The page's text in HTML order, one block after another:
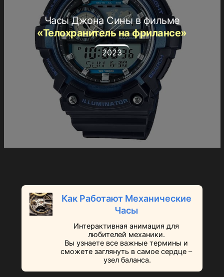
Часы Джона Сины в фильме
«Телохранитель на фрилансе»
2023
Как Работают Механические
Часы
Интерактивная анимация для
любителей механики.
Вы узнаете все важные термины и
сможете заглянуть в самое сердце –
узел баланса.